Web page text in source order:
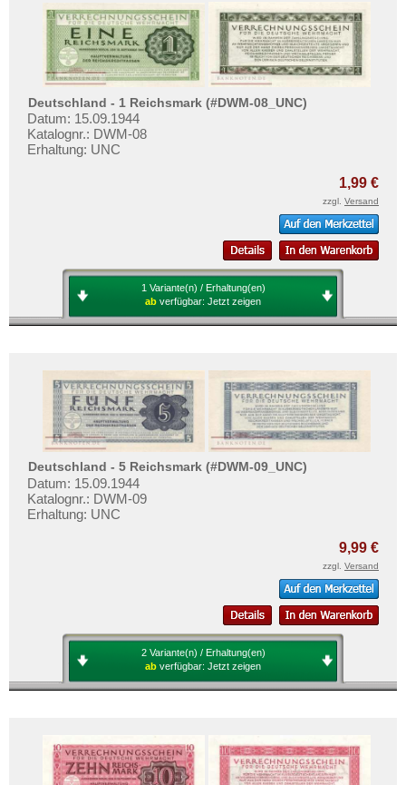
Deutschland - 1 Reichsmark (#DWM-08_UNC)
Datum: 15.09.1944
Katalognr.: DWM-08
Erhaltung: UNC
1,99 €
zzgl. Versand
1 Variante(n) / Erhaltung(en)
ab verfügbar: Jetzt zeigen
Deutschland - 5 Reichsmark (#DWM-09_UNC)
Datum: 15.09.1944
Katalognr.: DWM-09
Erhaltung: UNC
9,99 €
zzgl. Versand
2 Variante(n) / Erhaltung(en)
ab verfügbar: Jetzt zeigen